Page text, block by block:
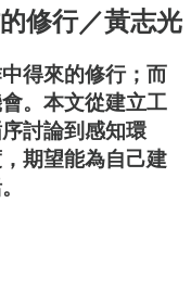
修行／黃志光
得來的修行；而
。本文從建立工
討論到感知環
期望能為自己建